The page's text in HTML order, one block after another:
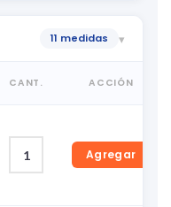
11 medidas ▾
CANT. ACCIÓN
Agregar